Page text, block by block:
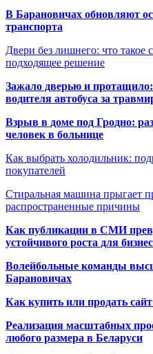
В Барановичах обновляют
транспорта
Двери без лишнего: что
подходящее решение
Зажало дверью и
водителя автобуса за
Взрыв в доме под Гродно:
человек в больнице
Как выбрать холодильник:
покупателей
Стиральная машина прыгает
распространенные причины
Как публикации в СМИ
устойчивого роста для
Волейбольные команды
Барановичах
Как купить или продать
Реализация масштабных
любого размера в Беларуси